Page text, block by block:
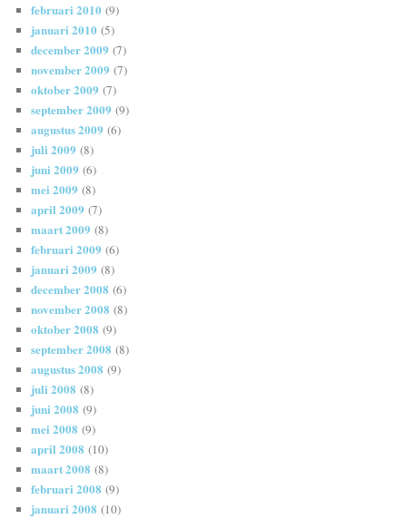
februari 2010 (9)
januari 2010 (5)
december 2009 (7)
november 2009 (7)
oktober 2009 (7)
september 2009 (9)
augustus 2009 (6)
juli 2009 (8)
juni 2009 (6)
mei 2009 (8)
april 2009 (7)
maart 2009 (8)
februari 2009 (6)
januari 2009 (8)
december 2008 (6)
november 2008 (8)
oktober 2008 (9)
september 2008 (8)
augustus 2008 (9)
juli 2008 (8)
juni 2008 (9)
mei 2008 (9)
april 2008 (10)
maart 2008 (8)
februari 2008 (9)
januari 2008 (10)